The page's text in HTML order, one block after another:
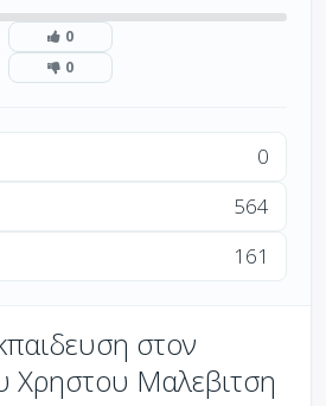
0
0
0
564
161
στον
Χρηστου Μαλεβιτση